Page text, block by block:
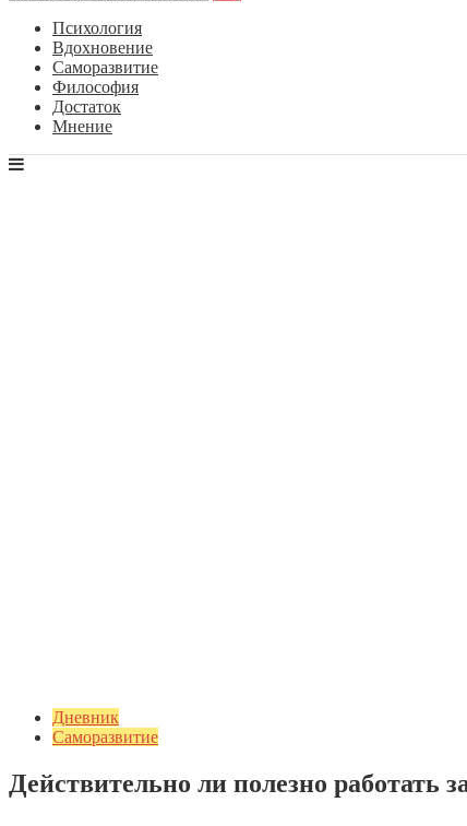
Психология
Вдохновение
Саморазвитие
Философия
Достаток
Мнение
Дневник
Саморазвитие
Действительно ли полезно работать